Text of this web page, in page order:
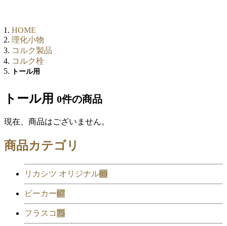
HOME
理化小物
コルク製品
コルク栓
トール用
トール用 0件の商品
現在、商品はございません。
商品カテゴリ
リカシツ オリジナル89
ビーカー67
フラスコ 75